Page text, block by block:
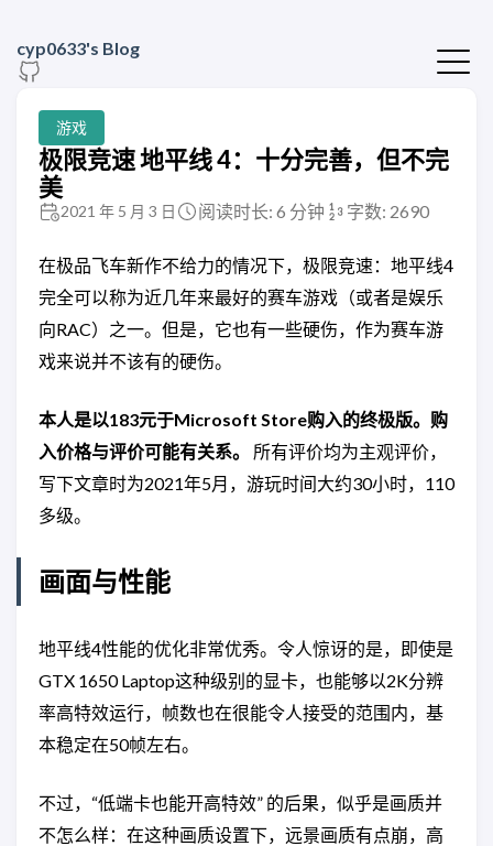
cyp0633's Blog
游戏
极限竞速 地平线 4：十分完善，但不完
美
2021 年 5 月 3 日 阅读时长: 6 分钟 字数: 2690
在极品飞车新作不给力的情况下，极限竞速：地平线4
完全可以称为近几年来最好的赛车游戏（或者是娱乐
向RAC）之一。但是，它也有一些硬伤，作为赛车游
戏来说并不该有的硬伤。
本人是以183元于Microsoft Store购入的终极版。购
入价格与评价可能有关系。
所有评价均为主观评价，
写下文章时为2021年5月，游玩时间大约30小时，110
多级。
画面与性能
地平线4性能的优化非常优秀。令人惊讶的是，即使是
GTX 1650 Laptop这种级别的显卡，也能够以2K分辨
率高特效运行，帧数也在很能令人接受的范围内，基
本稳定在50帧左右。
不过，“低端卡也能开高特效” 的后果，似乎是画质并
不怎么样：在这种画质设置下，远景画质有点崩，高